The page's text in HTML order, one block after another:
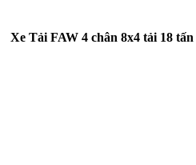
Xe Tải FAW 4 chân 8x4 tải 18 tấn